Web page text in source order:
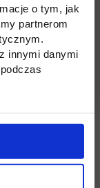
o tym, jak
partnerom
innymi danymi